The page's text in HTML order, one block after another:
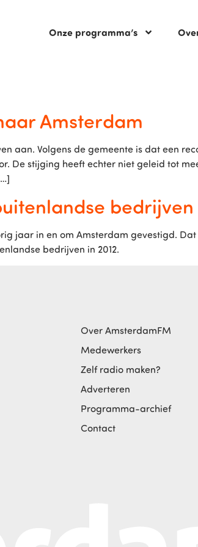
Onze programma’s
Amsterdam
aan. Volgens de gemeente is dat een
De stijging heeft echter niet geleid tot
bedrijven
jaar in en om Amsterdam gevestigd.
bedrijven in 2012.
Over AmsterdamFM
Medewerkers
Zelf radio maken?
Adverteren
Programma-archief
Contact